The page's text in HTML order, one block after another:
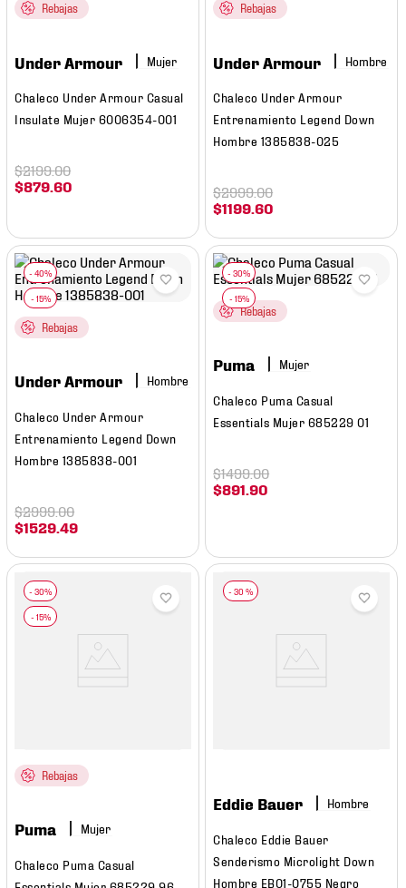
Rebajas
Under Armour Mujer
Chaleco Under Armour Casual
Insulate Mujer 6006354-001
$879.60
$2199.00
Rebajas
Under Armour Hombre
Chaleco Under Armour
Entrenamiento Legend Down
Hombre 1385838-025
$1199.60
$2999.00
Rebajas
Under Armour Hombre
Chaleco Under Armour
Entrenamiento Legend Down
Hombre 1385838-001
$1529 .49
$2999.00
Rebajas
Puma Mujer
Chaleco Puma Casual
Essentials Mujer 685229 01
$891 .90
$1499.00
Rebajas
Puma Mujer
Chaleco Puma Casual
- 30 %
Eddie Bauer Hombre
Chaleco Eddie Bauer
Senderismo Microlight Down
Hombre EB01-0755 Negro
7.
mochilas
9.
tenis niño
10. tenis nike